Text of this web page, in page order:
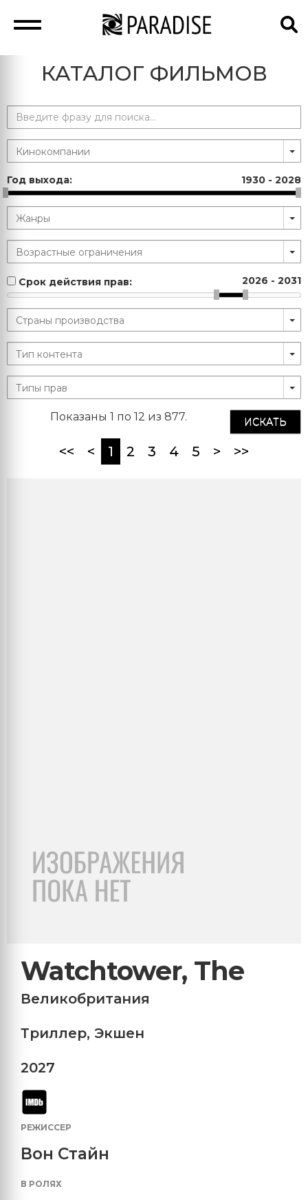
КАТАЛОГ ФИЛЬМОВ
Год выхода: 1930 - 2028
Срок действия прав: 2026 - 2031
ИСКАТЬ
Показаны 1 по 12 из 877.
<< < 1 (current)
2 3 4 5 > >>
Watchtower, The
Великобритания
Триллер, Экшен
2027
РЕЖИССЕР
Вон Стайн
В РОЛЯХ